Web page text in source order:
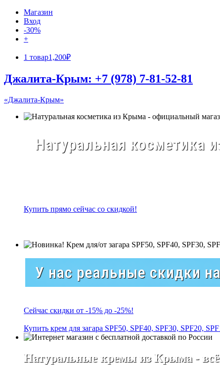
Магазин
Вход
-30%
+
1 товар1,200₽
Джалита-Крым: +7 (978) 7-81-52-81
«Джалита-Крым»
Натуральная косметика
Купить прямо сейчас со скидкой!
У нас реальные скидки
Сейчас скидки от -15% до -25%!
Купить крем для загара SPF50, SPF40, SPF30, SPF20,
Натуральные кремы из Крыма -